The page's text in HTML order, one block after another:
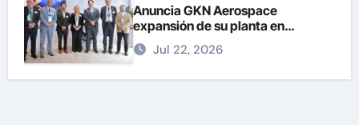
Anuncia GKN Aerospace
expansión de su planta en
Chihuahua
Jul 22, 2026